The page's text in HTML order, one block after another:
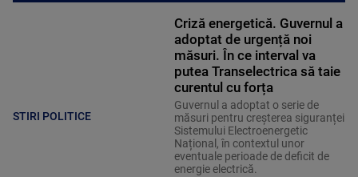
STIRI POLITICE
Criză energetică. Guvernul a
adoptat de urgență noi
măsuri. În ce interval va
putea Transelectrica să taie
curentul cu forța
Guvernul a adoptat o serie de
măsuri pentru creșterea siguranței
Sistemului Electroenergetic
Național, în contextul unor
eventuale perioade de deficit de
energie electrică.